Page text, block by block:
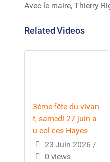
Avec le maire, Thierry
Related Videos
3ème fête du vivan
t, samedi 27 juin a
u col des Hayes
23 Juin 2026 /
0 views